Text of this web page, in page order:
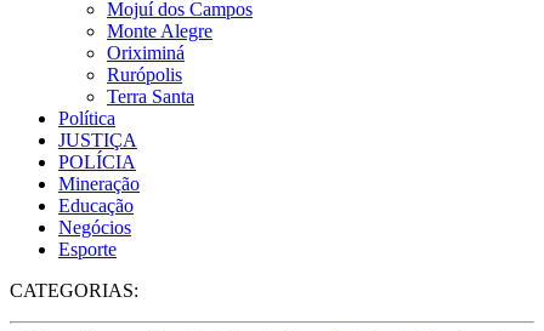
Mojuí dos Campos
Monte Alegre
Oriximiná
Rurópolis
Terra Santa
Política
JUSTIÇA
POLÍCIA
Mineração
Educação
Negócios
Esporte
CATEGORIAS: